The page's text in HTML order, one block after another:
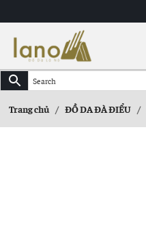
Trang chủ / ĐỒ DA ĐÀ ĐIỂU /